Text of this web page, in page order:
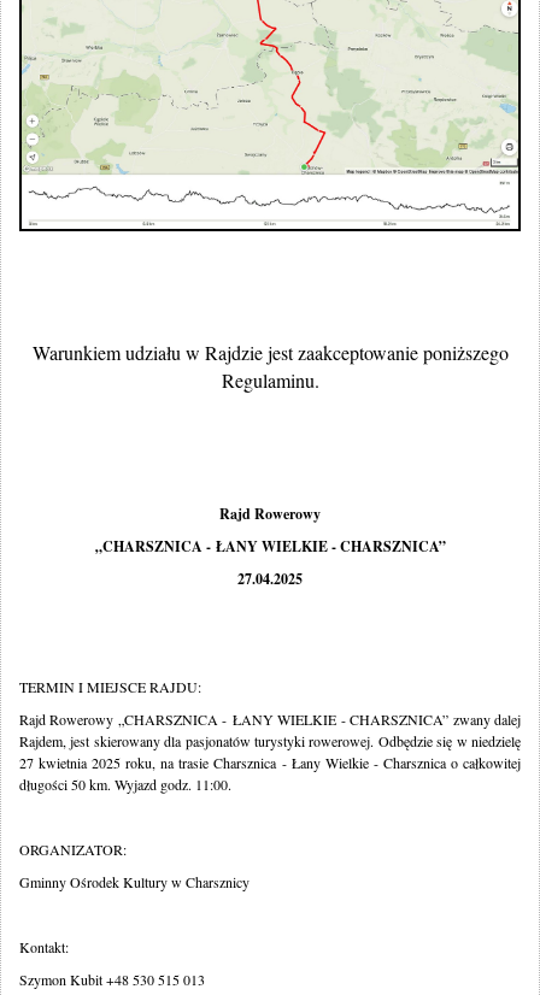
Warunkiem udziału w Rajdzie jest zaakceptowanie poniższego
Regulaminu.
RajdRowerowy
„CHARSZNICA - ŁANY WIELKIE - CHARSZNICA”
27.04.2025
TERMIN I MIEJSCE RAJDU:
Rajd Rowerowy „CHARSZNICA - ŁANY WIELKIE - CHARSZNICA” zwany dalej
Rajdem, jest skierowany dla pasjonatów turystyki rowerowej. Odbędzie się w niedzielę
27 kwietnia 2025 roku, na trasie Charsznica - Łany Wielkie - Charsznica o całkowitej
długości 50 km. Wyjazd godz. 11:00.
ORGANIZATOR:
Gminny Ośrodek Kultury w Charsznicy
Kontakt:
Szymon Kubit +48 530 515 013